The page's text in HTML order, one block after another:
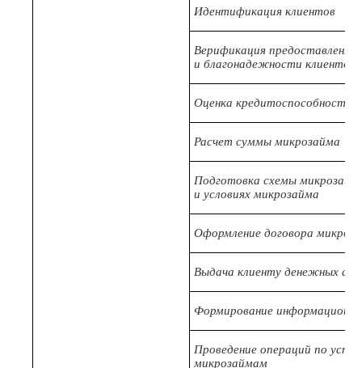
Идентификация клиентов
Верификация
и благонадежности клиентов
Оценка кредитоспособности
Расчет суммы микрозайма
Подготовка схемы
и условиях микрозайма
Оформление договора
Выдача клиенту денежных
Формирование
Проведение операций по
микрозаймам